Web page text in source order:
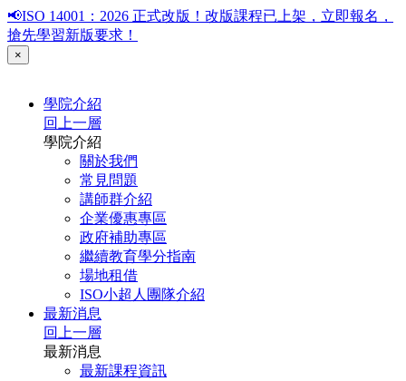
📢ISO 14001：2026 正式改版！改版課程已上架，立即報名，
搶先學習新版要求！
×
學院介紹
回上一層
學院介紹
關於我們
常見問題
講師群介紹
企業優惠專區
政府補助專區
繼續教育學分指南
場地租借
ISO小超人團隊介紹
最新消息
回上一層
最新消息
最新課程資訊